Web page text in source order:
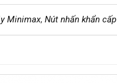
Minimax, Nút nhấn khẩn cấp